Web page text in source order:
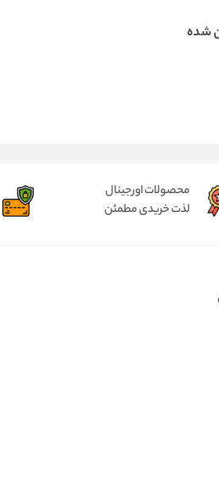
شده
محصولات اورجینال
لذت خریدی مطمئن